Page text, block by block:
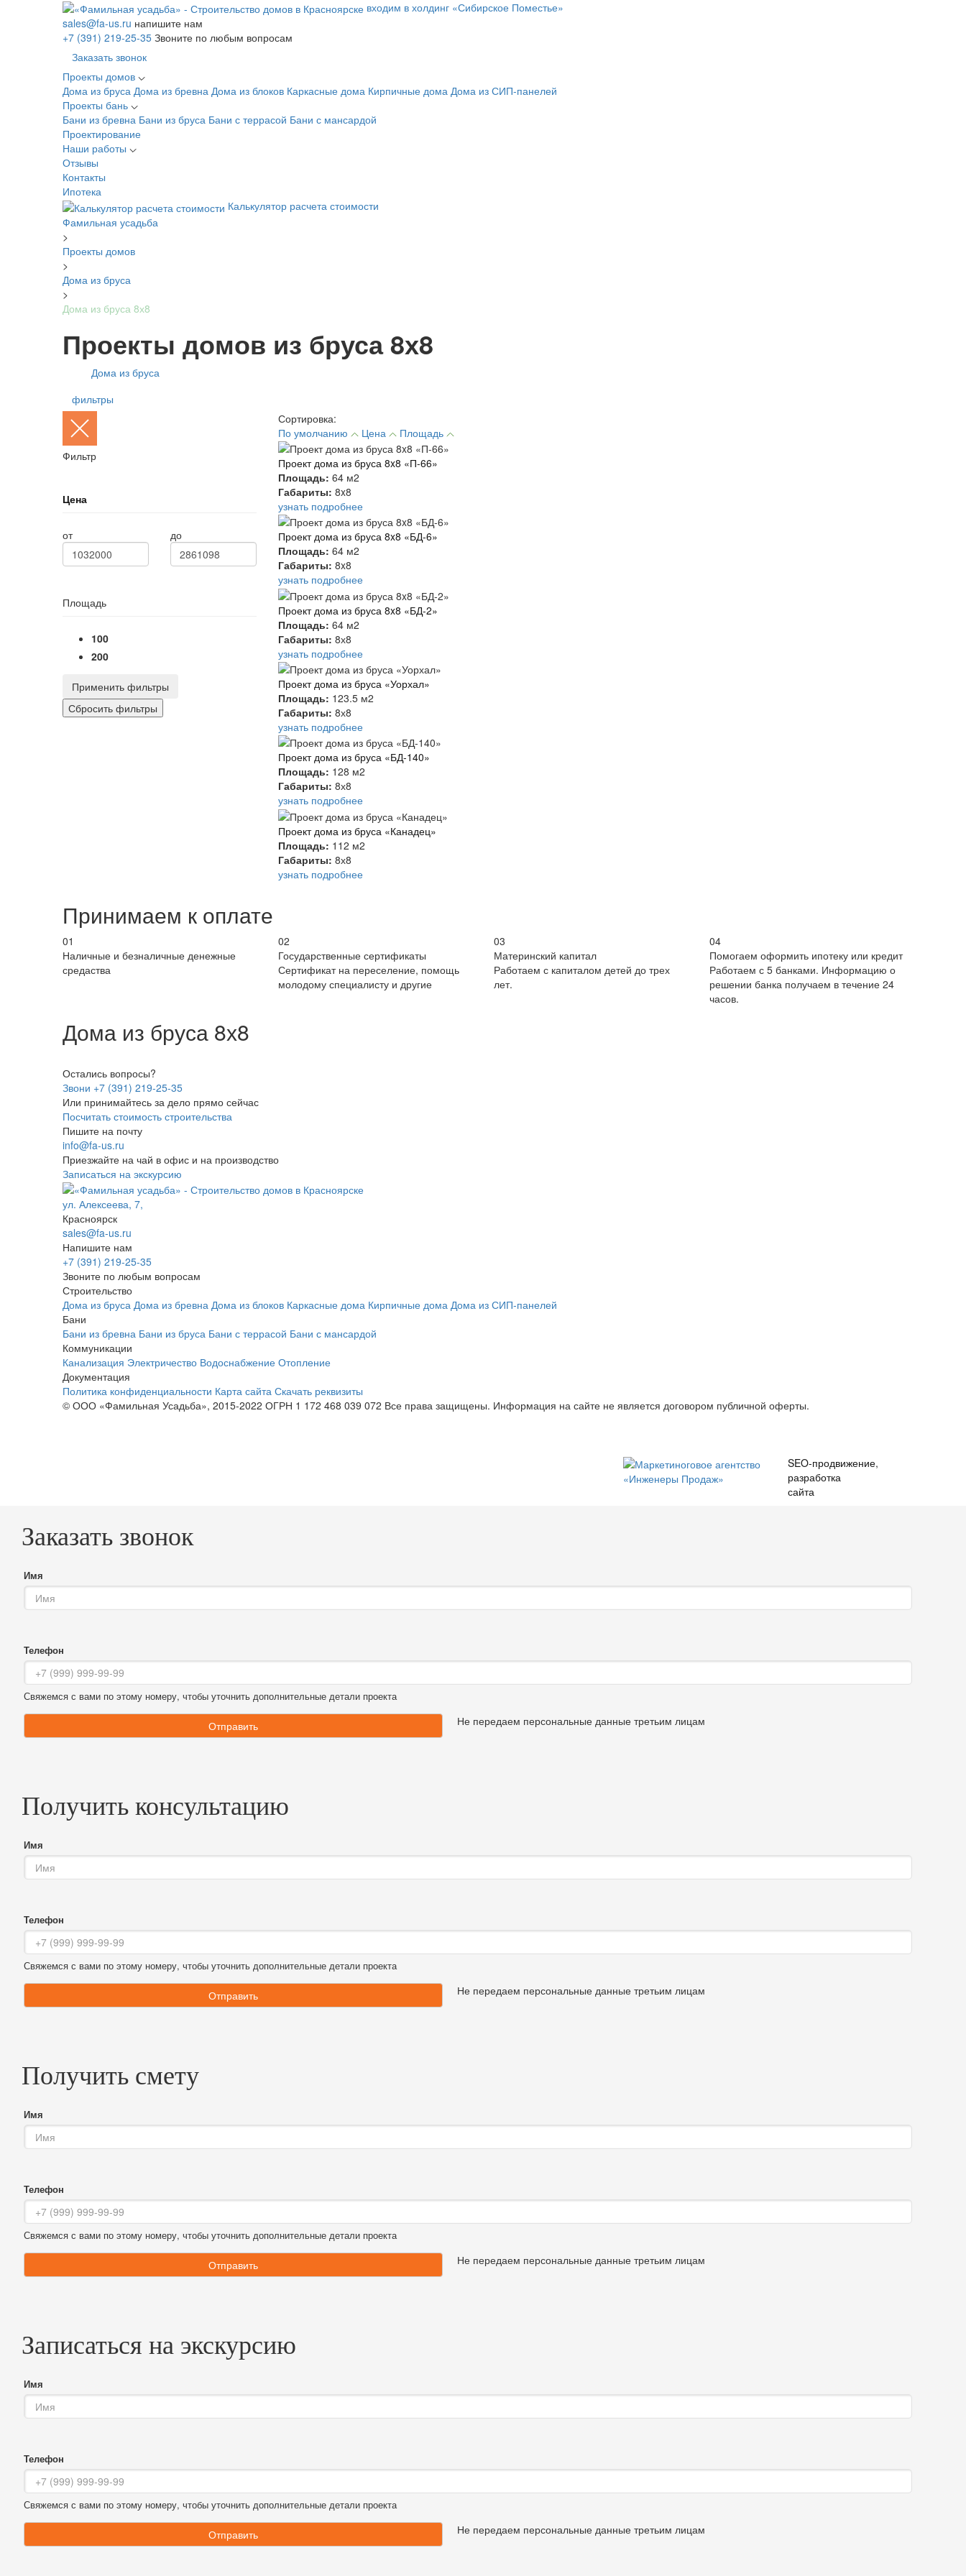
входим в холдинг «Сибирское Поместье»
sales@fa-us.ru напишите нам
+7 (391) 219-25-35 Звоните по любым вопросам
Заказать звонок
Проекты домов
Дома из бруса Дома из бревна Дома из блоков Каркасные дома Кирпичные дома Дома из СИП-панелей
Проекты бань
Бани из бревна Бани из бруса Бани с террасой Бани с мансардой
Проектирование
Наши работы
Отзывы
Контакты
Ипотека
Калькулятор расчета стоимости
Фамильная усадьба
>
Проекты домов
>
Дома из бруса
>
Дома из бруса 8х8
Проекты домов из бруса 8х8
Дома из бруса
фильтры
Фильтр
Цена
от до
Площадь
100
200
Применить фильтры
Сортировка:
По умолчанию
Цена Площадь
Проект дома из бруса 8x8 «П-66»
Площадь: 64 м2
Габариты: 8x8
узнать подробнее
Проект дома из бруса 8x8 «БД-6»
Площадь: 64 м2
Габариты: 8x8
узнать подробнее
Проект дома из бруса 8x8 «БД-2»
Площадь: 64 м2
Габариты: 8х8
узнать подробнее
Проект дома из бруса «Уорхал»
Площадь: 123.5 м2
Габариты: 8х8
узнать подробнее
Проект дома из бруса «БД-140»
Площадь: 128 м2
Габариты: 8х8
узнать подробнее
Проект дома из бруса «Канадец»
Площадь: 112 м2
Габариты: 8х8
узнать подробнее
Принимаем к оплате
01
Наличные и безналичные денежные
средаства
02
Государственные сертификаты
Сертификат на переселение, помощь
молодому специалисту и другие
03
Материнский капитал
Работаем с капиталом детей до трех
лет.
04
Помогаем оформить ипотеку или кредит
Работаем с 5 банками. Информацию о
решении банка получаем в течение 24
часов.
Дома из бруса 8х8
Остались вопросы?
Звони +7 (391) 219-25-35
Или принимайтесь за дело прямо сейчас
Посчитать стоимость строительства
Пишите на почту
info@fa-us.ru
Приезжайте на чай в офис и на производство
Записаться на экскурсию
ул. Алексеева, 7,
Красноярск
sales@fa-us.ru
Напишите нам
+7 (391) 219-25-35
Звоните по любым вопросам
Строительство
Дома из бруса Дома из бревна Дома из блоков Каркасные дома Кирпичные дома Дома из СИП-панелей
Бани
Бани из бревна Бани из бруса Бани с террасой Бани с мансардой
Коммуникации
Канализация Электричество Водоснабжение Отопление
Документация
Политика конфиденциальности Карта сайта Скачать реквизиты
© ООО «Фамильная Усадьба», 2015-2022 ОГРН 1 172 468 039 072 Все права защищены. Информация на сайте не является договором публичной оферты.
SEO-продвижение,
разработка
сайта
Заказать звонок
Имя
Телефон
Свяжемся с вами по этому номеру, чтобы уточнить дополнительные детали проекта
Отправить Не передаем персональные данные третьим лицам
Получить консультацию
Имя
Телефон
Свяжемся с вами по этому номеру, чтобы уточнить дополнительные детали проекта
Отправить Не передаем персональные данные третьим лицам
Получить смету
Имя
Телефон
Свяжемся с вами по этому номеру, чтобы уточнить дополнительные детали проекта
Отправить Не передаем персональные данные третьим лицам
Записаться на экскурсию
Имя
Телефон
Свяжемся с вами по этому номеру, чтобы уточнить дополнительные детали проекта
Отправить Не передаем персональные данные третьим лицам